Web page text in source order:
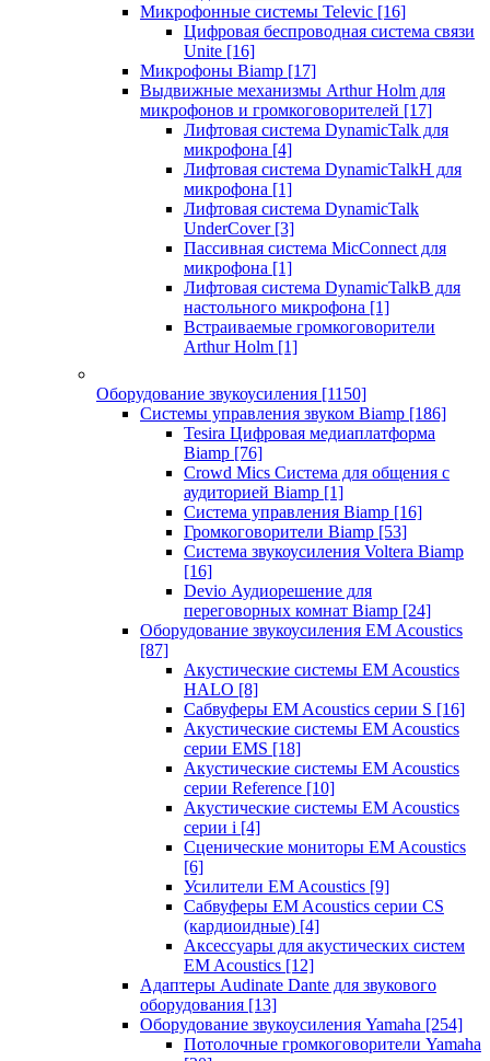
Микрофонные системы Televic [16]
Цифровая беспроводная система связи
Unite [16]
Микрофоны Biamp [17]
Выдвижные механизмы Arthur Holm для
микрофонов и громкоговорителей [17]
Лифтовая система DynamicTalk для
микрофона [4]
Лифтовая система DynamicTalkH для
микрофона [1]
Лифтовая система DynamicTalk
UnderCover [3]
Пассивная система MicConnect для
микрофона [1]
Лифтовая система DynamicTalkB для
настольного микрофона [1]
Встраиваемые громкоговорители
Arthur Holm [1]
Оборудование звукоусиления [1150]
Системы управления звуком Biamp [186]
Tesira Цифровая медиаплатформа
Biamp [76]
Crowd Mics Система для общения с
аудиторией Biamp [1]
Система управления Biamp [16]
Громкоговорители Biamp [53]
Система звукоусиления Voltera Biamp
[16]
Devio Аудиорешение для
переговорных комнат Biamp [24]
Оборудование звукоусиления EM Acoustics
[87]
Акустические системы EM Acoustics
HALO [8]
Сабвуферы EM Acoustics серии S [16]
Акустические системы EM Acoustics
серии EMS [18]
Акустические системы EM Acoustics
серии Reference [10]
Акустические системы EM Acoustics
серии i [4]
Сценические мониторы EM Acoustics
[6]
Усилители EM Acoustics [9]
Сабвуферы EM Acoustics серии CS
(кардиоидные) [4]
Аксессуары для акустических систем
EM Acoustics [12]
Адаптеры Audinate Dante для звукового
оборудования [13]
Оборудование звукоусиления Yamaha [254]
Потолочные громкоговорители Yamaha